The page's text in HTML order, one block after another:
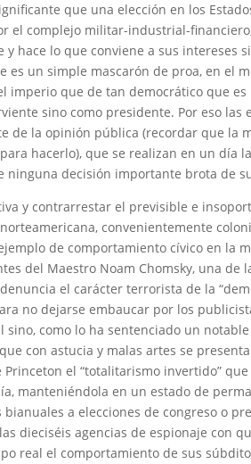
que una elección en los
el complejo militar-industrial-
y hace lo que conviene a sus intereses
es un simple mascarón de proa, en el
imperio que de tan democrático que
sino como presidente. Por eso
de la opinión pública (recordar que la
hacerlo), que se realizan en un día
ninguna decisión importante brota de
y contrarrestar el previsible e
convenientemente
de comportamiento cívico en la
del Maestro Noam Chomsky, una de
el carácter terrorista de la
no dejarse embaucar por los
sino, como lo ha sentenciado un
con astucia y malas artes se
el “totalitarismo invertido”
manteniéndola en un estado de
bianuales a elecciones de congreso o
dieciséis agencias de espionaje con
real el comportamiento de sus